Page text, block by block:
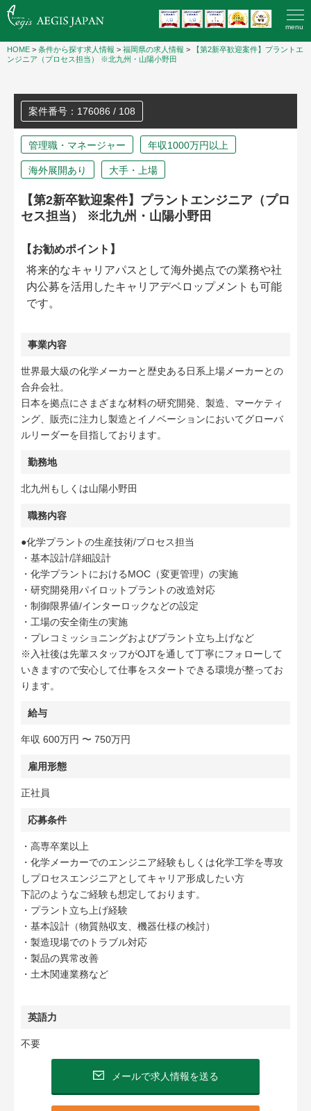
menu
HOME > 条件から探す求人情報 > 福岡県の求人情報 >
【第2新卒歓迎案件】プラントエ
ンジニア（プロセス担当） ※北九州・山陽小野田
案件番号：176086 / 108
管理職・マネージャー 年収1000万円以上
海外展開あり 大手・上場
【第2新卒歓迎案件】プラントエンジニア（プロ
セス担当） ※北九州・山陽小野田
【お勧めポイント】
将来的なキャリアパスとして海外拠点での業務や社
内公募を活用したキャリアデベロップメントも可能
です。
事業内容
世界最大級の化学メーカーと歴史ある日系上場メーカーとの
合弁会社。
日本を拠点にさまざまな材料の研究開発、製造、マーケティ
ング、販売に注力し製造とイノベーションにおいてグローバ
ルリーダーを目指しております。
勤務地
北九州もしくは山陽小野田
職務内容
●化学プラントの生産技術/プロセス担当
・基本設計/詳細設計
・化学プラントにおけるMOC（変更管理）の実施
・研究開発用パイロットプラントの改造対応
・制御限界値/インターロックなどの設定
・工場の安全衛生の実施
・プレコミッショニングおよびプラント立ち上げなど
※入社後は先輩スタッフがOJTを通して丁寧にフォローして
いきますので安心して仕事をスタートできる環境が整ってお
ります。
給与
年収 600万円 〜 750万円
雇用形態
正社員
応募条件
・高専卒業以上
・化学メーカーでのエンジニア経験もしくは化学工学を専攻
しプロセスエンジニアとしてキャリア形成したい方
下記のようなご経験も想定しております。
・プラント立ち上げ経験
・基本設計（物質熱収支、機器仕様の検討）
・製造現場でのトラブル対応
・製品の異常改善
・土木関連業務など
英語力
不要
メールで求人情報を送る